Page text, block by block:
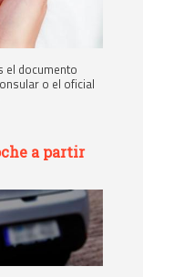
el documento
o el oficial
a partir